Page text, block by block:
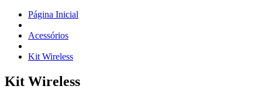
Página Inicial
Acessórios
Kit Wireless
Kit Wireless